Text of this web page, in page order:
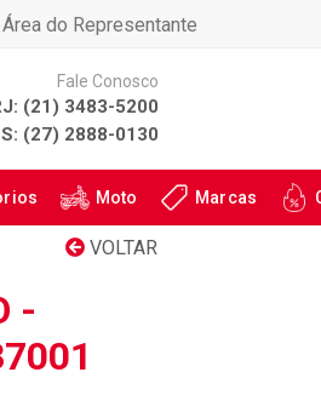
Área do Representante
Fale Conosco
(21) 3483-5200
(27) 2888-0130
Moto Marcas
VOLTAR
-